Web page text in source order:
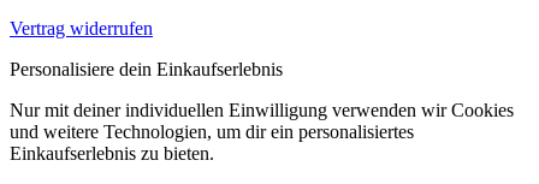
Vertrag widerrufen
Personalisiere dein Einkaufserlebnis
Nur mit deiner individuellen Einwilligung verwenden wir Cookies
und weitere Technologien, um dir ein personalisiertes
Einkaufserlebnis zu bieten.